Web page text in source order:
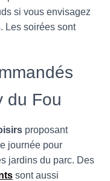
I
si vous envisagez
Les soirées sont
du Fou
proposant
journée pour
jardins du parc. Des
sont aussi